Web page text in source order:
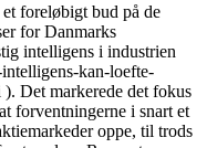
foreløbigt bud på de
for Danmarks
intelligens i industrien
kan-loefte-
Det markerede det fokus
forventningerne i snart et
oppe, til trods